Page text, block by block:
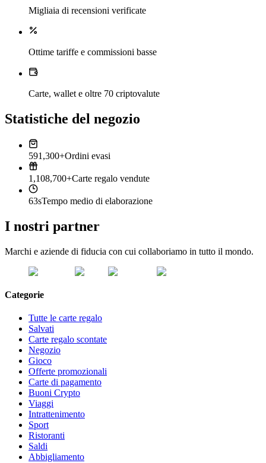
Migliaia di recensioni verificate
Ottime tariffe e commissioni basse
Carte, wallet e oltre 70 criptovalute
Statistiche del negozio
591,300+Ordini evasi
1,108,700+Carte regalo vendute
63sTempo medio di elaborazione
I nostri partner
Marchi e aziende di fiducia con cui collaboriamo in tutto il mondo.
Categorie
Tutte le carte regalo
Salvati
Carte regalo scontate
Negozio
Gioco
Offerte promozionali
Carte di pagamento
Buoni Crypto
Viaggi
Intrattenimento
Sport
Ristoranti
Saldi
Abbigliamento